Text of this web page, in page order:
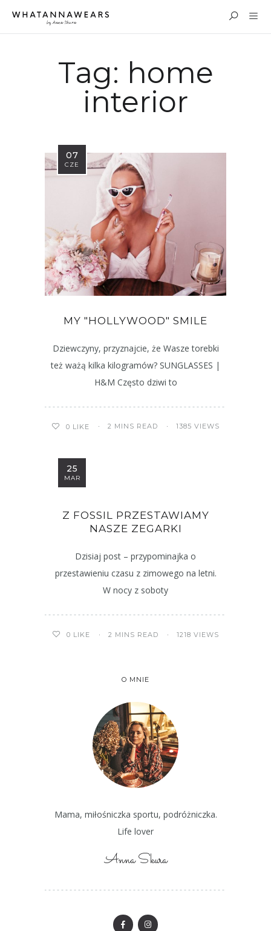
Tag: home
interior
07
CZE
MY "HOLLYWOOD" SMILE
Dziewczyny, przyznajcie, że Wasze torebki
też ważą kilka kilogramów? SUNGLASSES |
H&M Często dziwi to
0 LIKE 2 MINS READ 1385 VIEWS
25
MAR
Z FOSSIL PRZESTAWIAMY
NASZE ZEGARKI
Dzisiaj post – przypominajka o
przestawieniu czasu z zimowego na letni.
W nocy z soboty
0 LIKE 2 MINS READ 1218 VIEWS
O MNIE
Mama, miłośniczka sportu, podróżniczka.
Life lover
Anna Skura